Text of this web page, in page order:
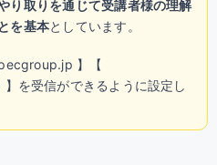
り取りを通じて受講者様の理解
を基本としています。
】【
を受信ができるように設定し